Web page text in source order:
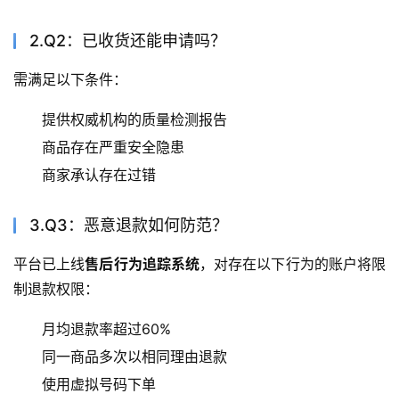
2.Q2：已收货还能申请吗？
需满足以下条件：
提供权威机构的质量检测报告
商品存在严重安全隐患
商家承认存在过错
3.Q3：恶意退款如何防范？
平台已上线售后行为追踪系统，对存在以下行为的账户将限
制退款权限：
月均退款率超过60%
同一商品多次以相同理由退款
使用虚拟号码下单